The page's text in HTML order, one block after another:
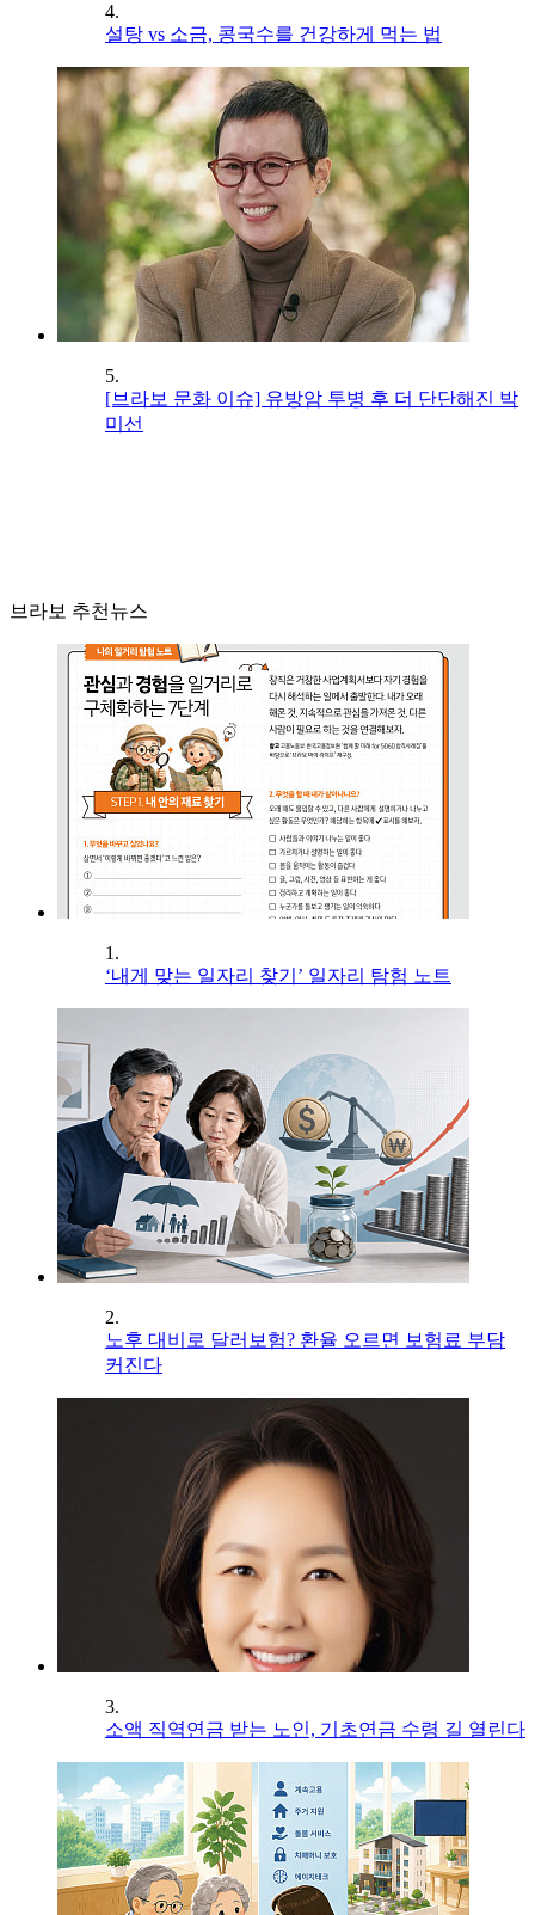
4.
설탕 vs 소금, 콩국수를 건강하게 먹는 법
5.
[브라보 문화 이슈] 유방암 투병 후 더 단단해진 박
미선
브라보 추천뉴스
1.
‘내게 맞는 일자리 찾기’ 일자리 탐험 노트
2.
노후 대비로 달러보험? 환율 오르면 보험료 부담
커진다
3.
소액 직역연금 받는 노인, 기초연금 수령 길 열린다